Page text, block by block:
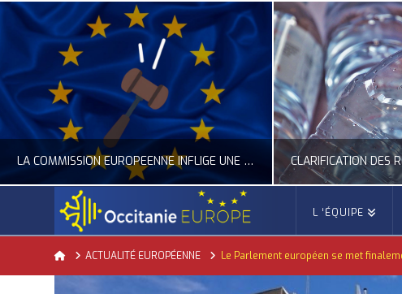
CLARIFICATION DES RÈGLES SUR LA COMPOSITION DES BOUTEILLES PLASTIQUES
ACTUALITÉ DE L'UNION EUROPÉENNE, ACTUALITÉ DE LA REPRÉSENTATION D’OCCITANIE EUROPE, ECONOMIE CIRCULAIRE, ÉNERGIE - ENVIRONNEMENT - CLIMAT ACTUALITÉ DE L'UNION EUROPÉENNE, ACTUALITÉ DE LA
L ‘ÉQUIPE
HomeACTUALITÉ EUROPÉENNE Le Parlement européen se met